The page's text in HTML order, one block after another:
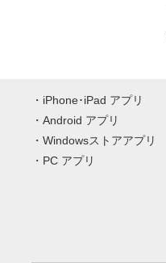
iPhone･iPad アプリ
Android アプリ
Windowsストアアプリ
PC アプリ